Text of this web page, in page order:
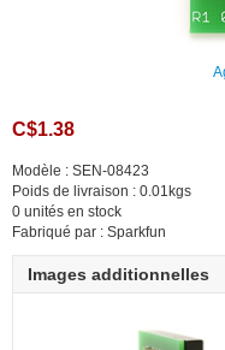
C$1.38
Modèle : SEN-08423
Poids de livraison : 0.01kgs
0 unités en stock
Fabriqué par : Sparkfun
Images additionnelles